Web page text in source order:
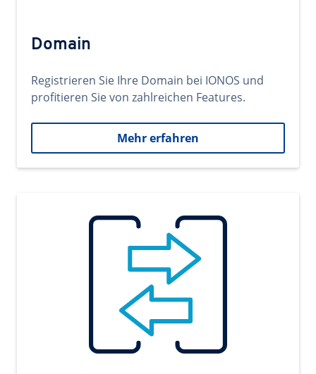
Domain
Registrieren Sie Ihre Domain bei IONOS und
profitieren Sie von zahlreichen Features.
Mehr erfahren